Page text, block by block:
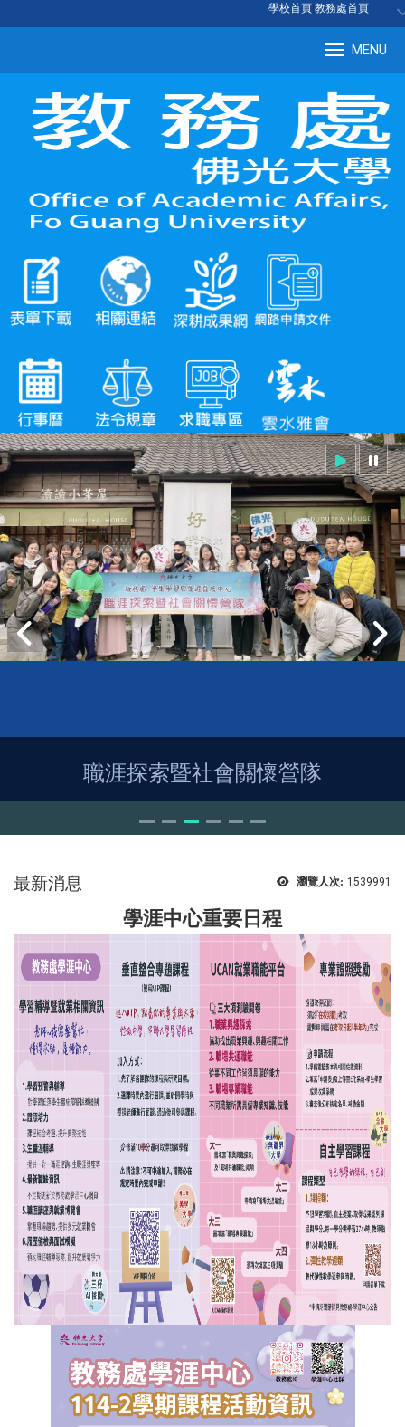
學校首頁 教務處首頁
MENU
職涯探索暨社會關懷營隊
瀏覽人次: 1539991
最新消息
學涯中心重要日程